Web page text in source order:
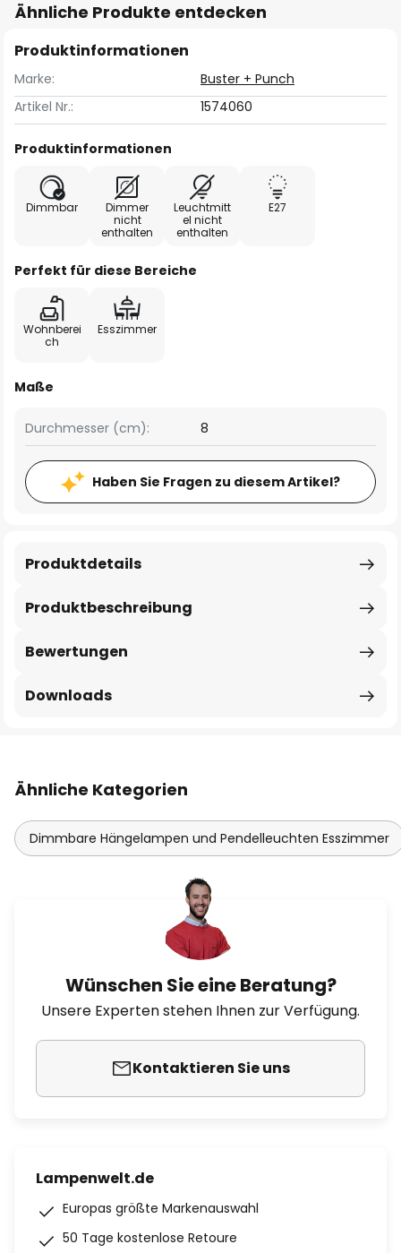
Ähnliche Produkte entdecken
Produktinformationen
Marke:
Buster + Punch
Artikel Nr.:
1574060
Produktinformationen
Dimmbar
Dimmer
nicht
enthalten
Leuchtmitt
el nicht
enthalten
E27
Perfekt für diese Bereiche
Wohnberei
ch
Esszimmer
Maße
Durchmesser (cm): 8
Haben Sie Fragen zu diesem Artikel?
Produktbeschreibung
Produktdetails
Bewertungen
Downloads
Ähnliche Kategorien
Dimmbare Hängelampen und Pendelleuchten Esszimmer
Wünschen Sie eine Beratung?
Unsere Experten stehen Ihnen zur Verfügung.
Kontaktieren Sie uns
Lampenwelt.de
Europas größte Markenauswahl
50 Tage kostenlose Retoure